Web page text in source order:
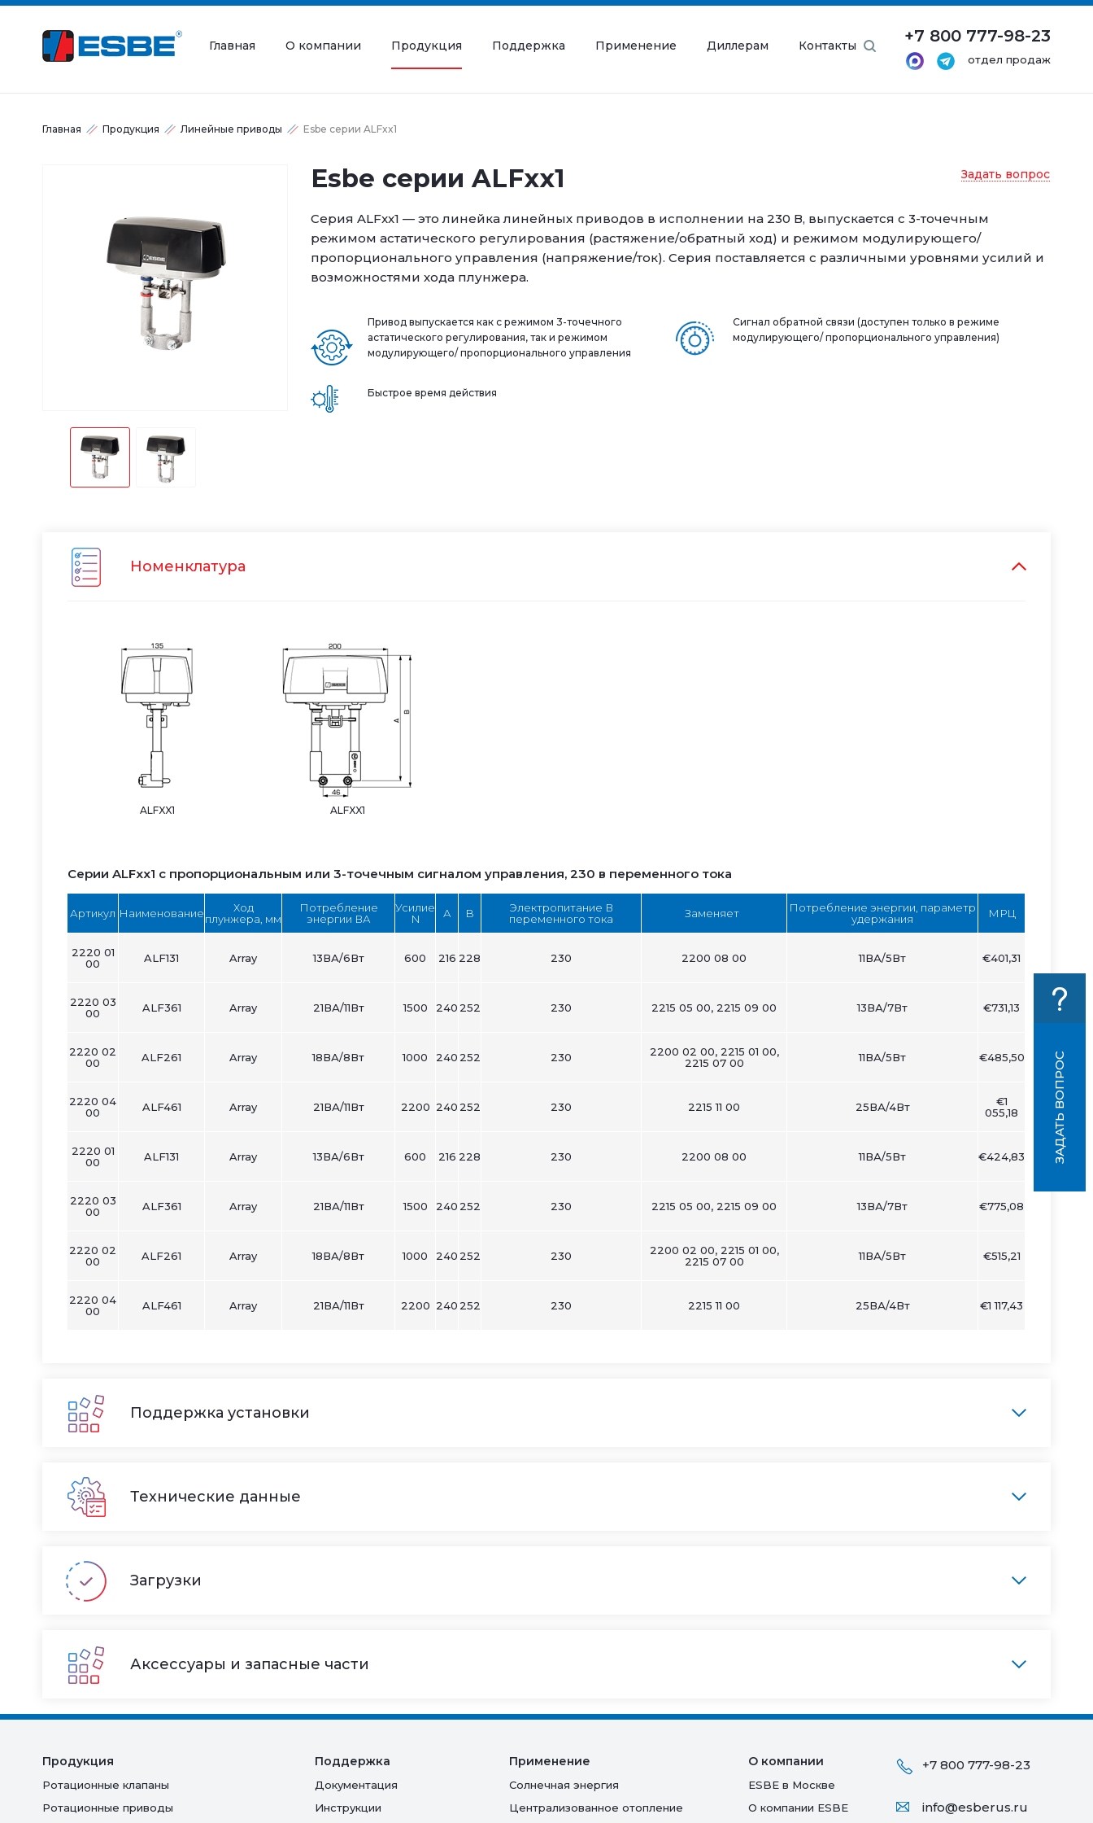
ЗАДАТЬ ВОПРОС
Главная О компании Продукция Поддержка Применение Диллерам Контакты +7 800 777-98-23
отдел продаж
Главная Продукция Линейные приводы Esbe серии ALFxx1
Задать вопрос
Esbe серии ALFxx1
Серия ALFxx1 — это линейка линейных приводов в исполнении на 230 В, выпускается с 3-точечным
режимом астатического регулирования (растяжение/обратный ход) и режимом модулирующего/
пропорционального управления (напряжение/ток). Серия поставляется с различными уровнями усилий и
возможностями хода плунжера.
Привод выпускается как с режимом 3-точечного
астатического регулирования, так и режимом
модулирующего/ пропорционального управления
Сигнал обратной связи (доступен только в режиме
модулирующего/ пропорционального управления)
Быстрое время действия
Номенклатура
ALFXX1 ALFXX1
Серии ALFxx1 с пропорциональным или 3-точечным сигналом управления, 230 в переменного тока
Артикул Наименование
Ход
плунжера, мм
Потребление
энергии ВА
Усилие
N
А B
Электропитание В
переменного тока
Заменяет
Потребление энергии, параметр
удержания
МРЦ
2220 01
00
ALF131 Array 13ВА/6Вт 600 216 228 230 2200 08 00 11ВА/5Вт €401,31
2220 03
00
ALF361 Array 21ВА/11Вт 1500 240 252 230 2215 05 00, 2215 09 00 13ВА/7Вт €731,13
2220 02
00
ALF261 Array 18ВА/8Вт 1000 240 252 230
2200 02 00, 2215 01 00,
2215 07 00
11ВА/5Вт €485,50
2220 04
00
ALF461 Array 21ВА/11Вт 2200 240 252 230 2215 11 00 25ВА/4Вт
€1
055,18
2220 01
00
ALF131 Array 13ВА/6Вт 600 216 228 230 2200 08 00 11ВА/5Вт €424,83
2220 03
00
ALF361 Array 21ВА/11Вт 1500 240 252 230 2215 05 00, 2215 09 00 13ВА/7Вт €775,08
2220 02
00
ALF261 Array 18ВА/8Вт 1000 240 252 230
2200 02 00, 2215 01 00,
2215 07 00
11ВА/5Вт €515,21
2220 04
00
ALF461 Array 21ВА/11Вт 2200 240 252 230 2215 11 00 25ВА/4Вт €1 117,43
Поддержка установки
Технические данные
Загрузки
Аксессуары и запасные части
Продукция
Ротационные клапаны
Ротационные приводы
Поддержка
Документация
Инструкции
Применение
Солнечная энергия
Централизованное отопление
О компании
ESBE в Москве
О компании ESBE
+7 800 777-98-23
info@esberus.ru